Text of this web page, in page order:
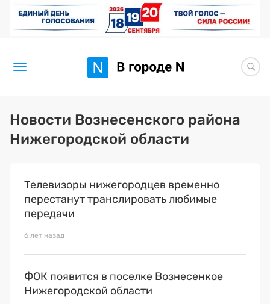
Новости
Статьи
BORЩ
Искусство исцелять
Эксперты
Новости Вознесенского района
Нижегородской области
Телевизоры нижегородцев временно
перестанут транслировать любимые
передачи
6 лет назад
ФОК появится в поселке Вознесенкое
Нижегородской области